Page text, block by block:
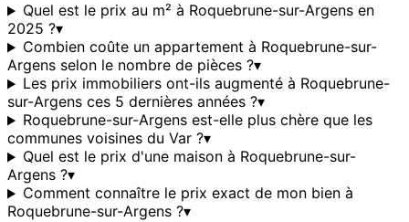
Quel est le prix au m² à Roquebrune-sur-Argens en
2025 ?▾
Combien coûte un appartement à Roquebrune-sur-
Argens selon le nombre de pièces ?▾
Les prix immobiliers ont-ils augmenté à Roquebrune-
sur-Argens ces 5 dernières années ?▾
Roquebrune-sur-Argens est-elle plus chère que les
communes voisines du Var ?▾
Quel est le prix d'une maison à Roquebrune-sur-
Argens ?▾
Comment connaître le prix exact de mon bien à
Roquebrune-sur-Argens ?▾